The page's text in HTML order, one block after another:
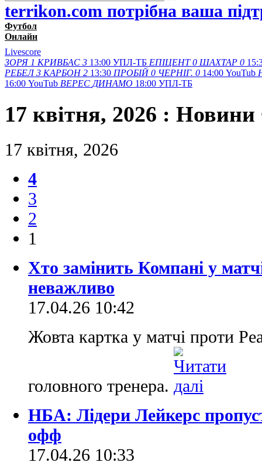
terrikon.com потрібна ваша
Футбол
Онлайн
Livescore
ЗОРЯ 1 КРИВБАС 3 13:00 УПЛ-ТБ ЕПІЦЕНТ 0 ШАХТАР 0
РЕБЕЛ 3 КАРБОН 2 13:30 ПРОБІЙ 0 ЧЕРНІГ. 0 14:00 YouTub
16:00 YouTub ВЕРЕС ДИНАМО 18:00 УПЛ-ТБ
17 квітня, 2026 :
17 квітня, 2026
4
3
2
1
Хто замінить Компані у
неважливо
17.04.26 10:42
Жовта картка у матчі проти
головного тренера.
НБА: Лідери Лейкерс
офф
17.04.26 10:33